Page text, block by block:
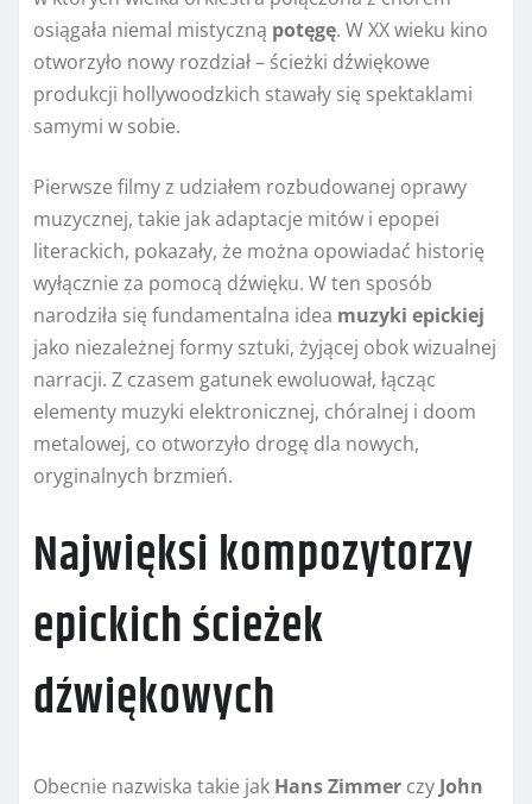
osiągała niemal mistyczną potęgę. W XX wieku kino
otworzyło nowy rozdział – ścieżki dźwiękowe
produkcji hollywoodzkich stawały się spektaklami
samymi w sobie.
Pierwsze filmy z udziałem rozbudowanej oprawy
muzycznej, takie jak adaptacje mitów i epopei
literackich, pokazały, że można opowiadać historię
wyłącznie za pomocą dźwięku. W ten sposób
narodziła się fundamentalna idea muzyki epickiej
jako niezależnej formy sztuki, żyjącej obok wizualnej
narracji. Z czasem gatunek ewoluował, łącząc
elementy muzyki elektronicznej, chóralnej i doom
metalowej, co otworzyło drogę dla nowych,
oryginalnych brzmień.
Najwięksi kompozytorzy
epickich ścieżek
dźwiękowych
Obecnie nazwiska takie jak Hans Zimmer czy John